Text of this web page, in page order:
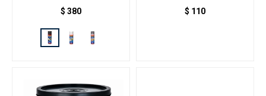
DRYKO 400ML - Negro
$ 380 $ 110
Varios